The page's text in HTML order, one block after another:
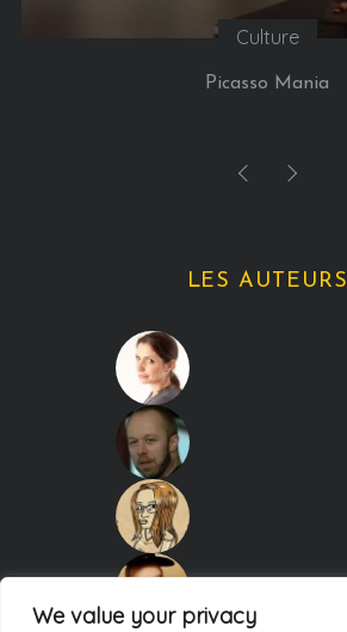
We value your privacy
Culture
Picasso Mania
LES AUTEURS